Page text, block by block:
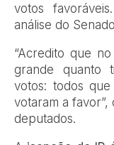
votos
análise do
“Acredito que
grande quanto
votos: todos
votaram a
deputados.